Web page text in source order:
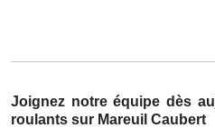
Joignez notre équipe dès
roulants sur Mareuil Caubert